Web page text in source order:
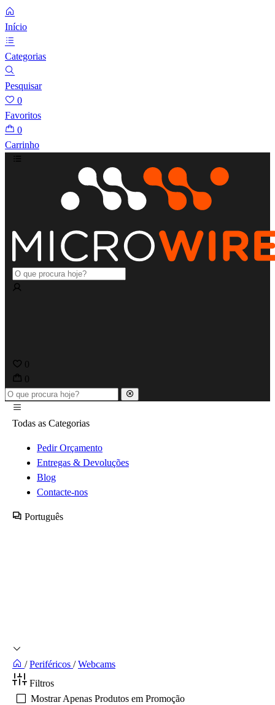
Início
Categorias
Pesquisar
0
Favoritos
0
Carrinho
0
0
Todas as Categorias
Pedir Orçamento
Entregas & Devoluções
Blog
Contacte-nos
Português
/ Periféricos / Webcams
Filtros
Mostrar Apenas Produtos em Promoção